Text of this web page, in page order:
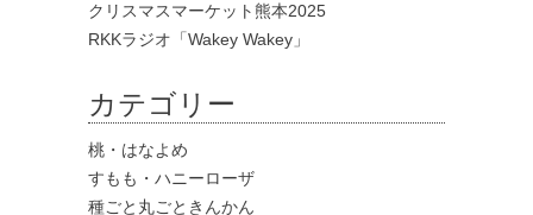
クリスマスマーケット熊本2025
RKKラジオ「Wakey Wakey」
カテゴリー
桃・はなよめ
すもも・ハニーローザ
種ごと丸ごときんかん